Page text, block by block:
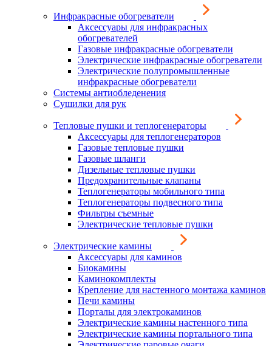
Инфракрасные обогреватели
Аксессуары для инфракрасных
обогревателей
Газовые инфракрасные обогреватели
Электрические инфракрасные обогреватели
Электрические полупромышленные
инфракрасные обогреватели
Системы антиобледенения
Сушилки для рук
Тепловые пушки и теплогенераторы
Аксессуары для теплогенераторов
Газовые тепловые пушки
Газовые шланги
Дизельные тепловые пушки
Предохранительные клапаны
Теплогенераторы мобильного типа
Теплогенераторы подвесного типа
Фильтры съемные
Электрические тепловые пушки
Электрические камины
Аксессуары для каминов
Биокамины
Каминокомплекты
Крепление для настенного монтажа каминов
Печи камины
Порталы для электрокаминов
Электрические камины настенного типа
Электрические камины портального типа